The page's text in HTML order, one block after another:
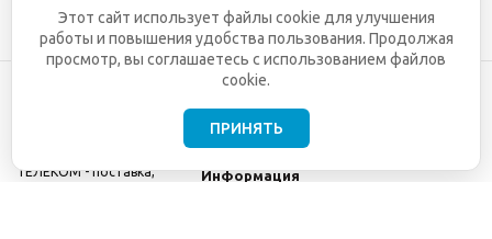
ТЕЛЕКОМ - поставка,
Информация
Этот сайт использует файлы cookie для улучшения
работы и повышения удобства пользования. Продолжая
просмотр, вы соглашаетесь с использованием файлов
cookie.
ПРИНЯТЬ